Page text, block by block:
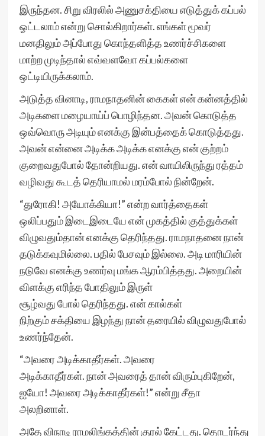
இருந்தன. சிறு விரலில் அணுசக்தியை எடுத்துக் கப்பல்
ஓட்டலாம் என்று சொல்கிறார்கள். எங்கள் மூவர்
மனதிலும் அப்போது கொந்தளித்த உணர்ச்சிகளை
மாற்ற முடிந்தால் எவ்வளவோ கப்பல்களை
ஒட்டியிருக்கலாம்.
அடுத்த வினாடி, ராமநாதனின் கைகள் என் கன்னத்தில்
அடிகளை மழையாய்ப் பொழிந்தன. அவன் கொடுத்த
ஒவ்வொரு அடியும் எனக்கு இன்பத்தைக் கொடுத்தது.
அவன் என்னை அடிக்க அடிக்க எனக்கு என் குற்றம்
குறைவதுபோல் தோன்றியது. என் வாயிலிருந்து ரத்தம்
வழிவது கூடத் தெரியாமல் மரம்போல் நின்றேன்.
“துரோகி! அயோக்கியா!” என்ற வார்த்தைகள்
ஒலிப்பதும் இடைஇடையே என் முகத்தில் குத்துக்கள்
விழுவதும்தான் எனக்கு தெரிந்தது. ராமநாதனை நான்
தடுக்கவுமில்லை. பதில் பேசவும் இல்லை. அடி மாரியின்
நடுவே எனக்கு உணர்வு மங்க ஆரம்பித்தது. அறையின்
விளக்கு எரிந்த போதிலும் இருள்
சூழ்வது போல் தெரிந்தது. என் கால்கள்
நிற்கும் சக்தியை இழந்து நான் தரையில் விழுவதுபோல்
உணர்ந்தேன்.
“அவரை அடிக்காதீர்கள். அவரை
அடிக்காதீர்கள். நான் அவரைத் தான் விரும்புகிறேன்,
ஐயோ! அவரை அடிக்காதீர்கள்!” என்று சீதா
அலறினாள்.
அதே விநாடி ராமலிங்கத்தின் குரல் கேட்டது. தொடர்ந்து